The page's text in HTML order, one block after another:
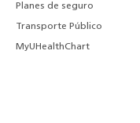
Planes de seguro
Transporte Público
MyUHealthChart